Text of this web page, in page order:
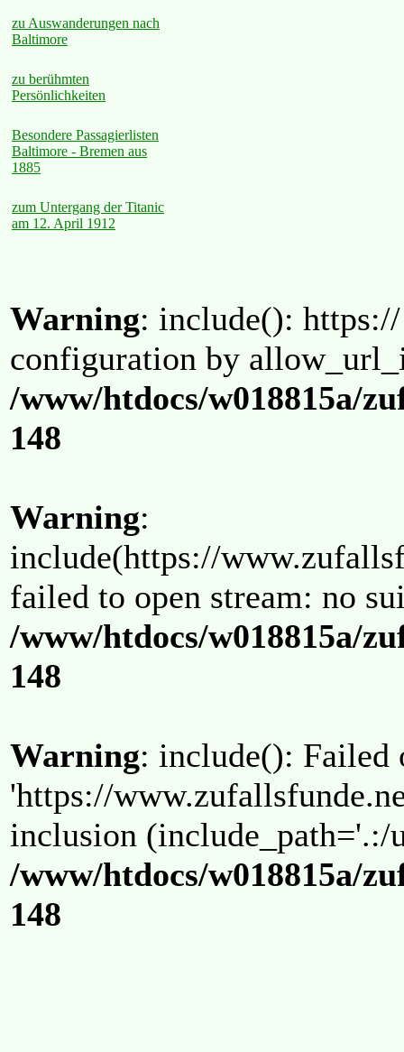
zu Auswanderungen nach
Baltimore
zu berühmten
Persönlichkeiten
Besondere Passagierlisten
Baltimore - Bremen aus
1885
zum Untergang der Titanic
am 12. April 1912
Warning: include():
configuration by
/www/htdocs/w018815a/
148
Warning:
include(https://
failed to open stream: no
/www/htdocs/w018815a/
148
Warning: include(): Failed
'https://
inclusion (include_path='.:/
/www/htdocs/w018815a/
148